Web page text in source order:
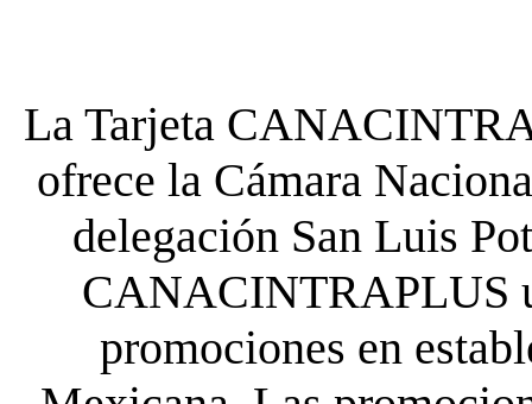
La Tarjeta
ofrece la Cámara
delegación San Luis
CANACINTRAPLUS
promociones en